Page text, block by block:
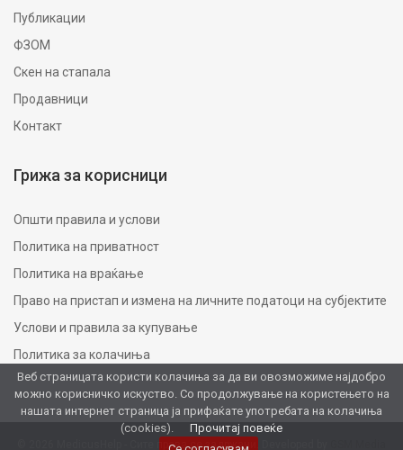
Веб страницата користи колачиња за да ви овозможиме најдобро
можно корисничко искуство. Со продолжување на користењето на
нашата интернет страница ја прифаќате употребата на колачиња
(cookies).
Прочитај повеќе
Публикации
ФЗОМ
Скен на стапала
Продавници
Контакт
Грижа за корисници
Општи правила и услови
Политика на приватност
Политика на враќање
Право на пристап и измена на личните податоци на субјектите
Услови и правила за купување
Политика за колачиња
© 2026 MedicusHelp - Сите права се задржани. Developed by